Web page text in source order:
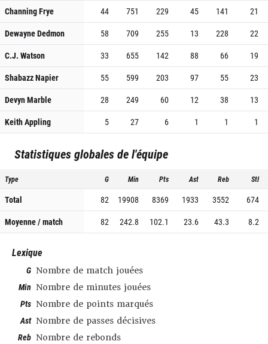
Channing Frye
44 751 229 45 141
21
Dewayne Dedmon
58 709 255 13 228
22
C.J. Watson
33 655 142 88 66
19
Shabazz Napier
55 599 203 97 55
23
Devyn Marble
28 249 60 12 38
13
Keith Appling
5 27 6 1 1 1
Statistiques globales de l'équipe
Type G Min Pts Ast Reb Stl
Total 82 19908 8369 1933 3552
674
Moyenne / match
82 242.8 102.1 23.6 43.3 8.2
Lexique
G Nombre de match jouées
Min Nombre de minutes jouées
Pts Nombre de points marqués
Ast Nombre de passes décisives
Reb Nombre de rebonds